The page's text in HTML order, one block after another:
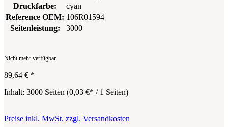
Druckfarbe:
cyan
Reference OEM: 106R01594
Seitenleistung:
3000
Nicht mehr verfügbar
89,64 € *
Inhalt: 3000 Seiten (0,03 €* / 1 Seiten)
Preise inkl. MwSt. zzgl. Versandkosten